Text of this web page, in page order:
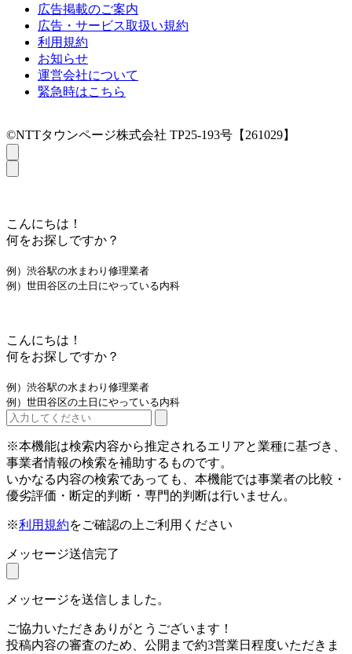
広告掲載のご案内
広告・サービス取扱い規約
利用規約
お知らせ
運営会社について
緊急時はこちら
©NTTタウンページ株式会社 TP25-193号【261029】
こんにちは！
何をお探しですか？
例）渋谷駅の水まわり修理業者
例）世田谷区の土日にやっている内科
こんにちは！
何をお探しですか？
例）渋谷駅の水まわり修理業者
例）世田谷区の土日にやっている内科
※本機能は検索内容から推定されるエリアと業種に基づき、
事業者情報の検索を補助するものです。
いかなる内容の検索であっても、本機能では事業者の比較・
優劣評価・断定的判断・専門的判断は行いません。
※利用規約をご確認の上ご利用ください
メッセージ送信完了
メッセージを送信しました。
ご協力いただきありがとうございます！
投稿内容の審査のため、公開まで約3営業日程度いただきま